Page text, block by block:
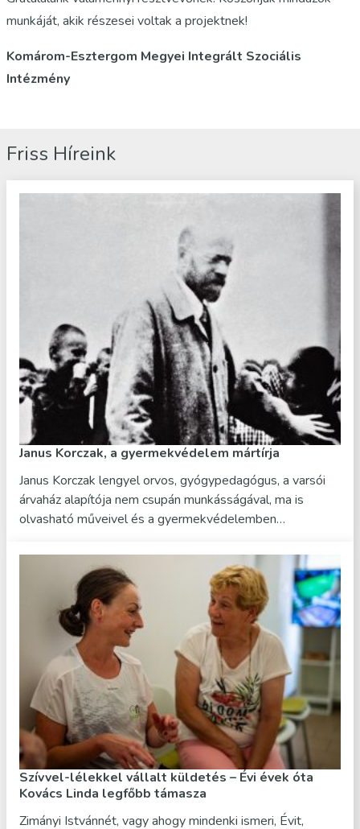
munkáját, akik részesei voltak a projektnek!
Komárom-Esztergom Megyei Integrált Szociális
Intézmény
Friss Híreink
Janus Korczak, a gyermekvédelem mártírja
Janus Korczak lengyel orvos, gyógypedagógus, a varsói
árvaház alapítója nem csupán munkásságával, ma is
olvasható műveivel és a gyermekvédelemben…
Szívvel-lélekkel vállalt küldetés – Évi évek óta
Kovács Linda legfőbb támasza
Zimányi Istvánnét, vagy ahogy mindenki ismeri, Évit,